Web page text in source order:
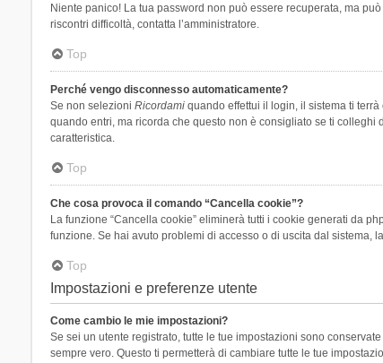
Niente panico! La tua password non può essere recuperata, ma
riscontri difficoltà, contatta l’amministratore.
Top
Perché vengo disconnesso automaticamente?
Se non selezioni Ricordamiquando effettui il login, il sistema ti
quando entri, ma ricorda che questo non è consigliato se ti
caratteristica.
Top
Che cosa provoca il comando “Cancella cookie”?
La funzione “Cancella cookie” eliminerà tutti i cookie generati da
funzione. Se hai avuto problemi di accesso o di uscita dal sistema,
Top
Impostazioni e preferenze utente
Come cambio le mie impostazioni?
Se sei un utente registrato, tutte le tue impostazioni sono
sempre vero. Questo ti permetterà di cambiare tutte le tue